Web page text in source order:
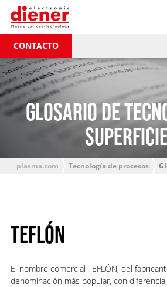
CONTACTO
GLOSARIO DE
plasma.com Tecnología de procesos
TEFLÓN
El nombre comercial TEFLÓN, del
denominación más popular, con